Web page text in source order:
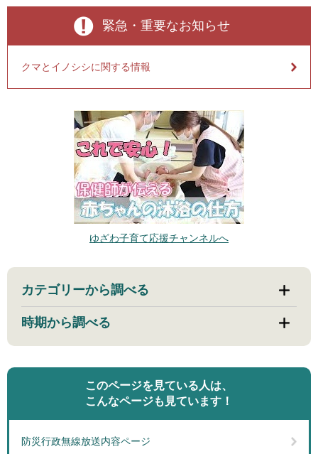
緊急・重要なお知らせ
クマとイノシシに関する情報
ゆざわ子育て応援チャンネルへ
カテゴリーから調べる
時期から調べる
このページを見ている人は、
こんなページも見ています！
防災行政無線放送内容ページ